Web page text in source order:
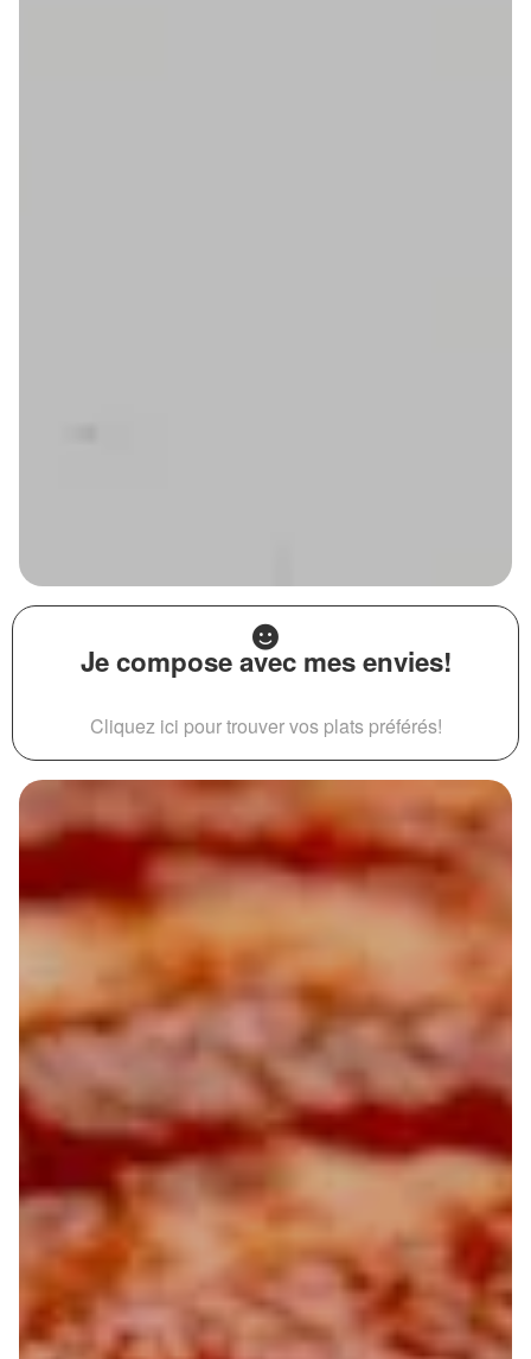
Je compose avec mes envies!
Cliquez ici pour trouver vos plats préférés!